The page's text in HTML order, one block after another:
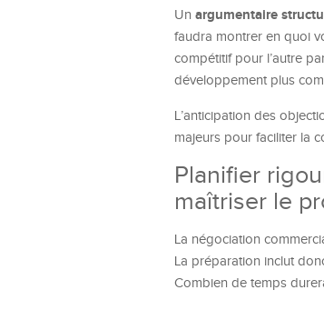
Un argumentaire
faudra montrer en quoi
compétitif pour l’autre
développement plus
L’anticipation des
majeurs pour faciliter la
Planifier
maîtriser le
La négociation
La préparation inclut
Combien de temps